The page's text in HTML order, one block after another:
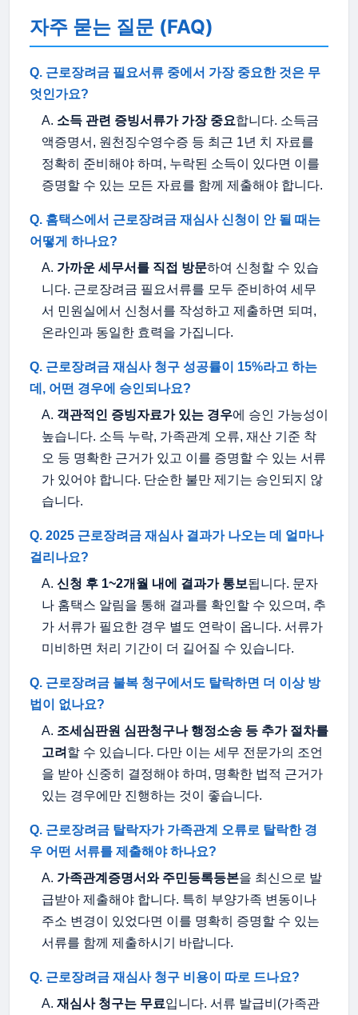
자주 묻는 질문 (FAQ)
Q. 근로장려금 필요서류 중에서 가장 중요한 것은 무
엇인가요?
A. 소득 관련 증빙서류가 가장 중요합니다. 소득금
액증명서, 원천징수영수증 등 최근 1년 치 자료를
정확히 준비해야 하며, 누락된 소득이 있다면 이를
증명할 수 있는 모든 자료를 함께 제출해야 합니다.
Q. 홈택스에서 근로장려금 재심사 신청이 안 될 때는
어떻게 하나요?
A. 가까운 세무서를 직접 방문하여 신청할 수 있습
니다. 근로장려금 필요서류를 모두 준비하여 세무
서 민원실에서 신청서를 작성하고 제출하면 되며,
온라인과 동일한 효력을 가집니다.
Q. 근로장려금 재심사 청구 성공률이 15%라고 하는
데, 어떤 경우에 승인되나요?
A. 객관적인 증빙자료가 있는 경우에 승인 가능성이
높습니다. 소득 누락, 가족관계 오류, 재산 기준 착
오 등 명확한 근거가 있고 이를 증명할 수 있는 서류
가 있어야 합니다. 단순한 불만 제기는 승인되지 않
습니다.
Q. 2025 근로장려금 재심사 결과가 나오는 데 얼마나
걸리나요?
A. 신청 후 1~2개월 내에 결과가 통보됩니다. 문자
나 홈택스 알림을 통해 결과를 확인할 수 있으며, 추
가 서류가 필요한 경우 별도 연락이 옵니다. 서류가
미비하면 처리 기간이 더 길어질 수 있습니다.
Q. 근로장려금 불복 청구에서도 탈락하면 더 이상 방
법이 없나요?
A. 조세심판원 심판청구나 행정소송 등 추가 절차를
고려 할 수 있습니다. 다만 이는 세무 전문가의 조언
을 받아 신중히 결정해야 하며, 명확한 법적 근거가
있는 경우에만 진행하는 것이 좋습니다.
Q. 근로장려금 탈락자가 가족관계 오류로 탈락한 경
우 어떤 서류를 제출해야 하나요?
A. 가족관계증명서와 주민등록등본을 최신으로 발
급받아 제출해야 합니다. 특히 부양가족 변동이나
주소 변경이 있었다면 이를 명확히 증명할 수 있는
서류를 함께 제출하시기 바랍니다.
Q. 근로장려금 재심사 청구 비용이 따로 드나요?
A. 재심사 청구는 무료입니다. 서류 발급비(가족관